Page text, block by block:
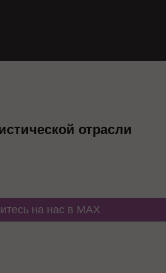
отрасли
на нас в MAX